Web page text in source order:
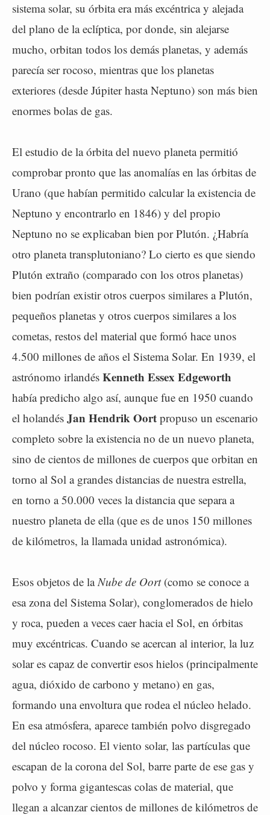
sistema solar, su órbita era más excéntrica y alejada
del plano de la eclíptica, por donde, sin alejarse
mucho, orbitan todos los demás planetas, y además
parecía ser rocoso, mientras que los planetas
exteriores (desde Júpiter hasta Neptuno) son más bien
enormes bolas de gas.
El estudio de la órbita del nuevo planeta permitió
comprobar pronto que las anomalías en las órbitas de
Urano (que habían permitido calcular la existencia de
Neptuno y encontrarlo en 1846) y del propio
Neptuno no se explicaban bien por Plutón. ¿Habría
otro planeta transplutoniano? Lo cierto es que siendo
Plutón extraño (comparado con los otros planetas)
bien podrían existir otros cuerpos similares a Plutón,
pequeños planetas y otros cuerpos similares a los
cometas, restos del material que formó hace unos
4.500 millones de años el Sistema Solar. En 1939, el
astrónomo irlandés Kenneth Essex Edgeworth
había predicho algo así, aunque fue en 1950 cuando
el holandés Jan Hendrik Oort propuso un escenario
completo sobre la existencia no de un nuevo planeta,
sino de cientos de millones de cuerpos que orbitan en
torno al Sol a grandes distancias de nuestra estrella,
en torno a 50.000 veces la distancia que separa a
nuestro planeta de ella (que es de unos 150 millones
de kilómetros, la llamada unidad astronómica).
Esos objetos de laNube de Oort(como se conoce a
esa zona del Sistema Solar), conglomerados de hielo
y roca, pueden a veces caer hacia el Sol, en órbitas
muy excéntricas. Cuando se acercan al interior, la luz
solar es capaz de convertir esos hielos (principalmente
agua, dióxido de carbono y metano) en gas,
formando una envoltura que rodea el núcleo helado.
En esa atmósfera, aparece también polvo disgregado
del núcleo rocoso. El viento solar, las partículas que
escapan de la corona del Sol, barre parte de ese gas y
polvo y forma gigantescas colas de material, que
llegan a alcanzar cientos de millones de kilómetros de